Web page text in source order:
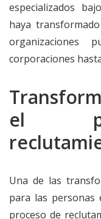
especializados
haya
organizaciones
corporaciones
el
Una de las
para las
proceso de